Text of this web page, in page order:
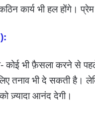
कार्य भी हल होंगे।
भी फ़ैसला करने से
तनाव भी दे सकती है।
ज़्यादा आनंद देगी।